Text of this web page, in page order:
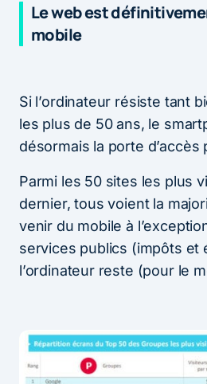
Le web est
mobile
Si l’ordinateur résiste tant
les plus de 50 ans, le
désormais la porte d’accès
Parmi les 50 sites les plus
dernier, tous voient la
venir du mobile à
services publics (impôts et
l’ordinateur reste (pour le